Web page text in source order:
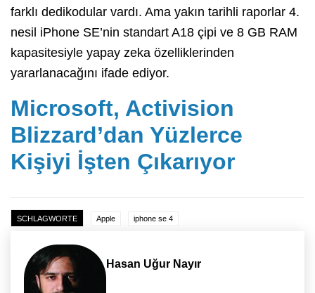
farklı dedikodular vardı. Ama yakın tarihli raporlar 4.
nesil iPhone SE’nin standart A18 çipi ve 8 GB RAM
kapasitesiyle yapay zeka özelliklerinden
yararlanacağını ifade ediyor.
Microsoft, Activision
Blizzard’dan Yüzlerce
Kişiyi İşten Çıkarıyor
SCHLAGWORTE Apple iphone se 4
Hasan Uğur Nayır